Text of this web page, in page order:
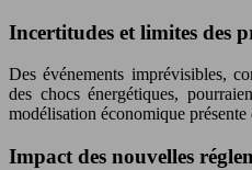
Incertitudes et limites des
Des événements imprévisibles,
des chocs énergétiques,
modélisation économique présente
Impact des nouvelles